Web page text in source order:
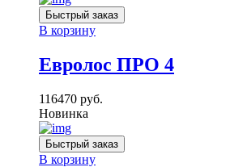
Быстрый заказ
В корзину
Евролос ПРО 4
116470 руб.
Новинка
Быстрый заказ
В корзину